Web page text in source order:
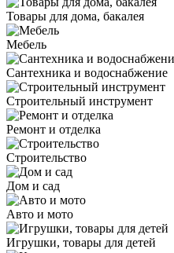
Товары для дома, бакалея
Мебель
Сантехника и водоснабжение
Строительный инструмент
Ремонт и отделка
Строительство
Дом и сад
Авто и мото
Игрушки, товары для детей